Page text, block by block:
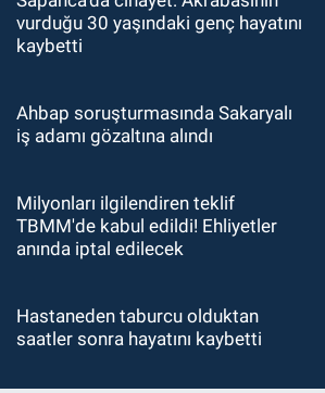
vurduğu 30 yaşındaki genç hayatını
kaybetti
Ahbap soruşturmasında Sakaryalı
iş adamı gözaltına alındı
Milyonları ilgilendiren teklif
TBMM'de kabul edildi! Ehliyetler
anında iptal edilecek
Hastaneden taburcu olduktan
saatler sonra hayatını kaybetti